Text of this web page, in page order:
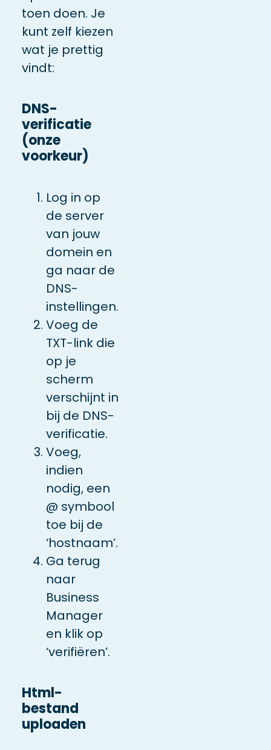
toen doen. Je
kunt zelf kiezen
wat je prettig
vindt:
DNS-
verificatie
(onze
voorkeur)
Log in op
de server
van jouw
domein en
ga naar de
DNS-
instellingen.
Voeg de
TXT-link die
op je
scherm
verschijnt in
bij de DNS-
verificatie.
Voeg,
indien
nodig, een
@ symbool
toe bij de
‘hostnaam’.
Ga terug
naar
Business
Manager
en klik op
‘verifiëren’.
Html-
bestand
uploaden